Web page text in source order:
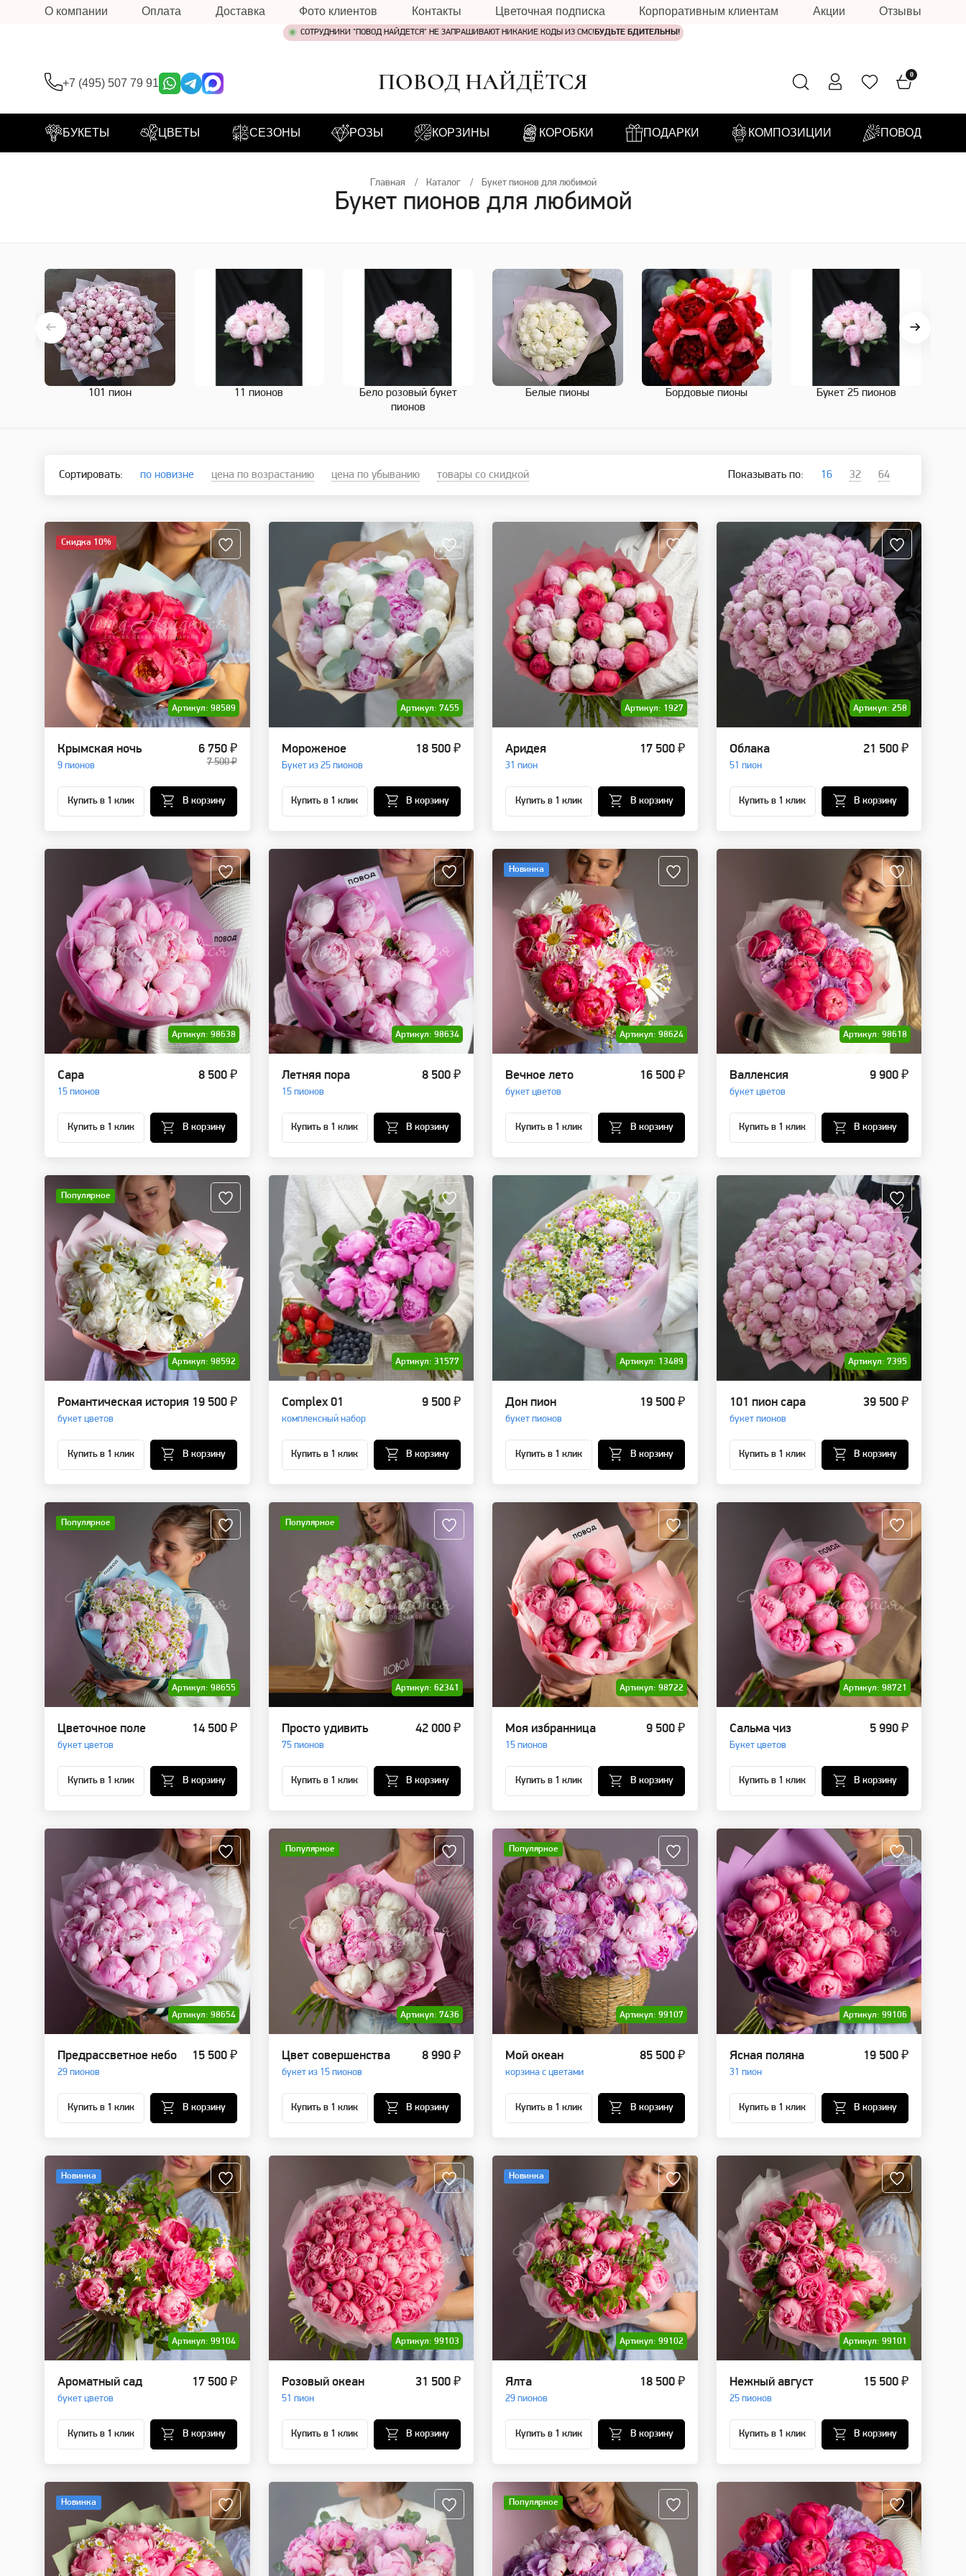
О компании Оплата Доставка Фото клиентов Контакты Цветочная подписка Корпоративным клиентам Акции Отзывы
СОТРУДНИКИ "ПОВОД НАЙДЕТСЯ" НЕ ЗАПРАШИВАЮТ НИКАКИЕ КОДЫ ИЗ СМС! БУДЬТЕ БДИТЕЛЬНЫ!
+7 (495) 507 79 91 ПОВОД НАЙДЁТСЯ 0
БУКЕТЫ ЦВЕТЫ СЕЗОНЫ РОЗЫ КОРЗИНЫ КОРОБКИ ПОДАРКИ КОМПОЗИЦИИ ПОВОД
Главная Каталог Букет пионов для любимой
Букет пионов для любимой
101 пион 11 пионов
Бело розовый букет
пионов
Белые пионы Бордовые пионы Букет 25 пионов
Сортировать: по новизне цена по возрастанию цена по убыванию товары со скидкой Показывать по: 16 32 64
Скидка 10%
Артикул: 98589
Крымская ночь
9 пионов
6 750 ₽
7 500 ₽
Купить в 1 клик В корзину
Артикул: 7455
Мороженое
Букет из 25 пионов
18 500 ₽
Купить в 1 клик В корзину
Артикул: 1927
Аридея
31 пион
17 500 ₽
Купить в 1 клик В корзину
Артикул: 258
Облака
51 пион
21 500 ₽
Купить в 1 клик В корзину
Артикул: 98638
Сара
15 пионов
8 500 ₽
Купить в 1 клик В корзину
Артикул: 98634
Летняя пора
15 пионов
8 500 ₽
Купить в 1 клик В корзину
Новинка
Артикул: 98624
Вечное лето
букет цветов
16 500 ₽
Купить в 1 клик В корзину
Артикул: 98618
Валленсия
букет цветов
9 900 ₽
Купить в 1 клик В корзину
Популярное
Артикул: 98592
Романтическая история
букет цветов
19 500 ₽
Купить в 1 клик В корзину
Артикул: 31577
Complex 01
комплексный набор
9 500 ₽
Купить в 1 клик В корзину
Артикул: 13489
Дон пион
букет пионов
19 500 ₽
Купить в 1 клик В корзину
Артикул: 7395
101 пион сара
букет пионов
39 500 ₽
Купить в 1 клик В корзину
Популярное
Артикул: 98655
Цветочное поле
букет цветов
14 500 ₽
Купить в 1 клик В корзину
Популярное
Артикул: 62341
Просто удивить
75 пионов
42 000 ₽
Купить в 1 клик В корзину
Артикул: 98722
Моя избранница
15 пионов
9 500 ₽
Купить в 1 клик В корзину
Артикул: 98721
Сальма чиз
Букет цветов
5 990 ₽
Купить в 1 клик В корзину
Артикул: 98654
Предрассветное небо
29 пионов
15 500 ₽
Купить в 1 клик В корзину
Популярное
Артикул: 7436
Цвет совершенства
букет из 15 пионов
8 990 ₽
Купить в 1 клик В корзину
Популярное
Артикул: 99107
Мой океан
корзина с цветами
85 500 ₽
Купить в 1 клик В корзину
Артикул: 99106
Ясная поляна
31 пион
19 500 ₽
Купить в 1 клик В корзину
Новинка
Артикул: 99104
Ароматный сад
букет цветов
17 500 ₽
Купить в 1 клик В корзину
Артикул: 99103
Розовый океан
51 пион
31 500 ₽
Купить в 1 клик В корзину
Новинка
Артикул: 99102
Ялта
29 пионов
18 500 ₽
Купить в 1 клик В корзину
Артикул: 99101
Нежный август
25 пионов
15 500 ₽
Купить в 1 клик В корзину
Новинка Популярное